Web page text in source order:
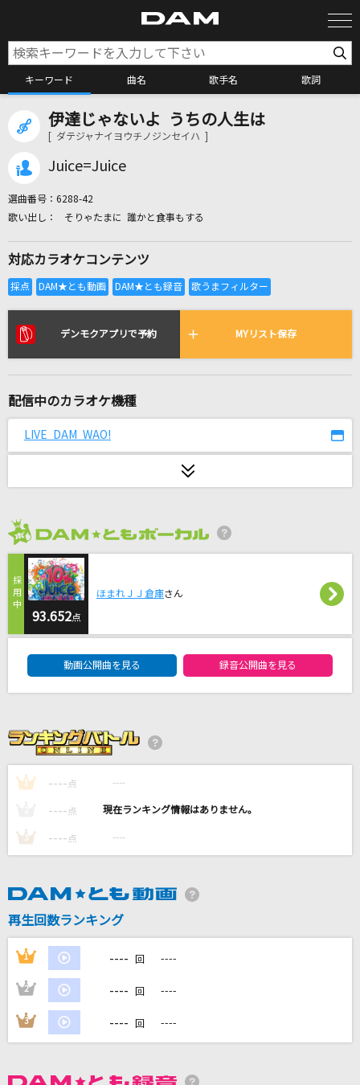
キーワード 曲名 歌手名 歌詞
カラオケ検索
全国りれき
リアルタイムで歌われている曲の一覧
アンインストール
Life is so Dramatic!!
V.斉藤壮馬)、遊木真(CV.森久保祥太郎)、衣更真緒(CV.梶裕貴)、礼瀬マヨ
イ(CV.重松千晴)、朔間凛月(CV.山下大輝)、瀬名泉(CV.伊藤マサミ)、朔間
零(CV.増田俊樹)、乱凪砂(CV.諏訪部順一)
愛くださいませ
≠ME
マカロニえんぴつ
女はそれを我慢できない
アン・ルイス
Karma Chameleon [カーマは気まぐれ(ビデオ
クリップバージョン)]
X 1ark
WHEN I MOVE (Japanese Version)
KARA
もっと見る
伊達じゃないよ うちの人生は
[ ダテジャナイヨウチノジンセイハ ]
Juice=Juice
選曲番号： 6288-42
そりゃたまに 誰かと食事もする
対応カラオケコンテンツ
デンモクアプリで予約 MYリスト保存
配信中のカラオケ機種
LIVE DAM WAO!
93.652点
ほまれＪＪ倉庫さん
動画公開曲を見る 録音公開曲を見る
1 ---- 点 ----
---- 点 ----
3 ---- 点 ----
再生回数ランキング
1 ---- 回 ----
2 ---- 回 ----
3 ---- 回 ----